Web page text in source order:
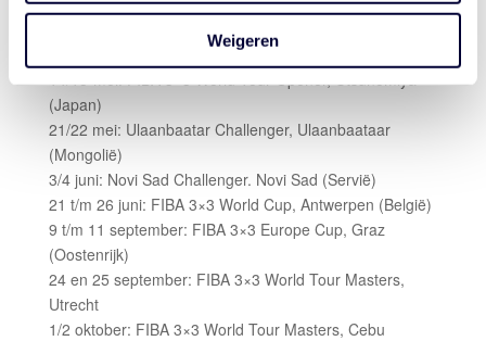
Weigeren
Het programma van de Nederandse mannen voor 2022
14/15-mei: FIBA 3×3 World Tour Opener, Utsunomiya
(Japan)
21/22 mei: Ulaanbaatar Challenger, Ulaanbaataar
(Mongolië)
3/4 juni: Novi Sad Challenger. Novi Sad (Servië)
21 t/m 26 juni: FIBA 3×3 World Cup, Antwerpen (België)
9 t/m 11 september: FIBA 3×3 Europe Cup, Graz
(Oostenrijk)
24 en 25 september: FIBA 3×3 World Tour Masters,
Utrecht
1/2 oktober: FIBA 3×3 World Tour Masters, Cebu